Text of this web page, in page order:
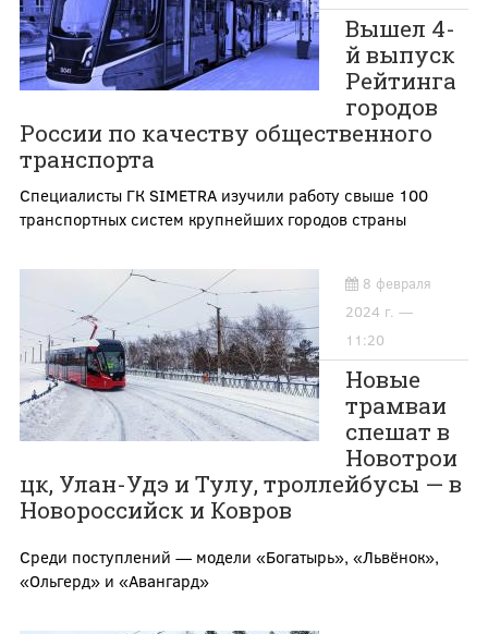
Вышел 4-
й выпуск
Рейтинга
городов
России по качеству общественного
транспорта
Специалисты ГК SIMETRA изучили работу свыше 100
транспортных систем крупнейших городов страны
8 февраля
2024 г. —
11:20
Новые
трамваи
спешат в
Новотрои
цк, Улан-Удэ и Тулу, троллейбусы — в
Новороссийск и Ковров
Среди поступлений — модели «Богатырь», «Львёнок»,
«Ольгерд» и «Авангард»